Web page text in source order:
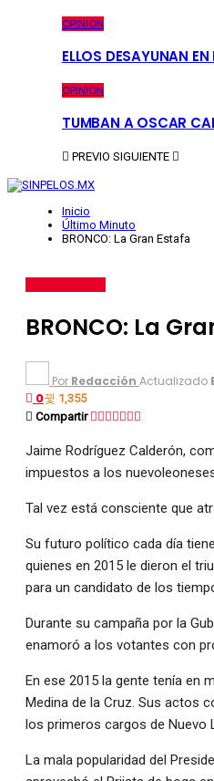
OPINION
ELLOS DESAYUNAN
OPINION
TUMBAN A OSCAR
PREVIO SIGUIENTE
Inicio
Último Minuto
BRONCO: La Gran Estafa
BRONCO: La
Por Redacción Actualizado
0
1,355
Compartir
Jaime Rodríguez Calderón,
impuestos a los
Tal vez está consciente que
Su futuro político cada día
quienes en 2015 le dieron el
para un candidato de los
Durante su campaña por la
enamoró a los votantes con
En ese 2015 la gente tenía en
Medina de la Cruz. Sus actos
los primeros cargos de Nuevo
La mala popularidad del